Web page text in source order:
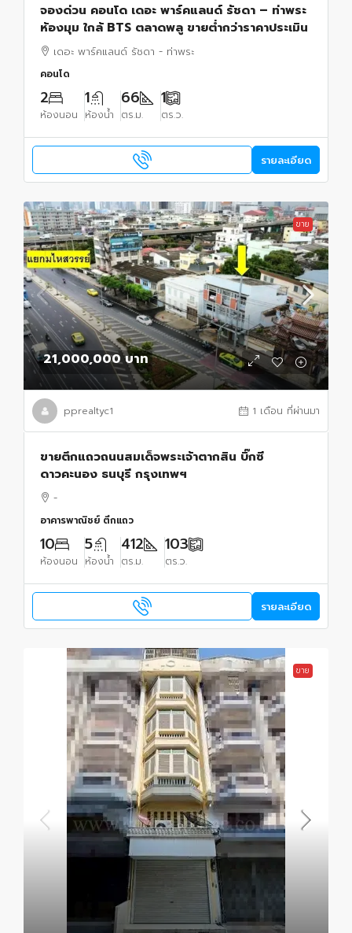
จองด่วน คอนโด เดอะ พาร์คแลนด์ รัชดา – ท่าพระ
ห้องมุม ใกล้ BTS ตลาดพลู ขายต่ำกว่าราคาประเมิน
เดอะ พาร์คแลนด์ รัชดา - ท่าพระ
คอนโด
2
ห้องนอน
1
ห้องน้ำ
66
ตร.ม.
1
ตร.ว.
รายละเอียด
ขาย
21,000,000 บาท
pprealtyc1 1 เดือน ที่ผ่านมา
ขายตึกแถวถนนสมเด็จพระเจ้าตากสิน บิ๊กซี
ดาวคะนอง ธนบุรี กรุงเทพฯ
-
อาคารพาณิชย์ ตึกแถว
10
ห้องนอน
5
ห้องน้ำ
412
ตร.ม.
103
ตร.ว.
รายละเอียด
ขาย